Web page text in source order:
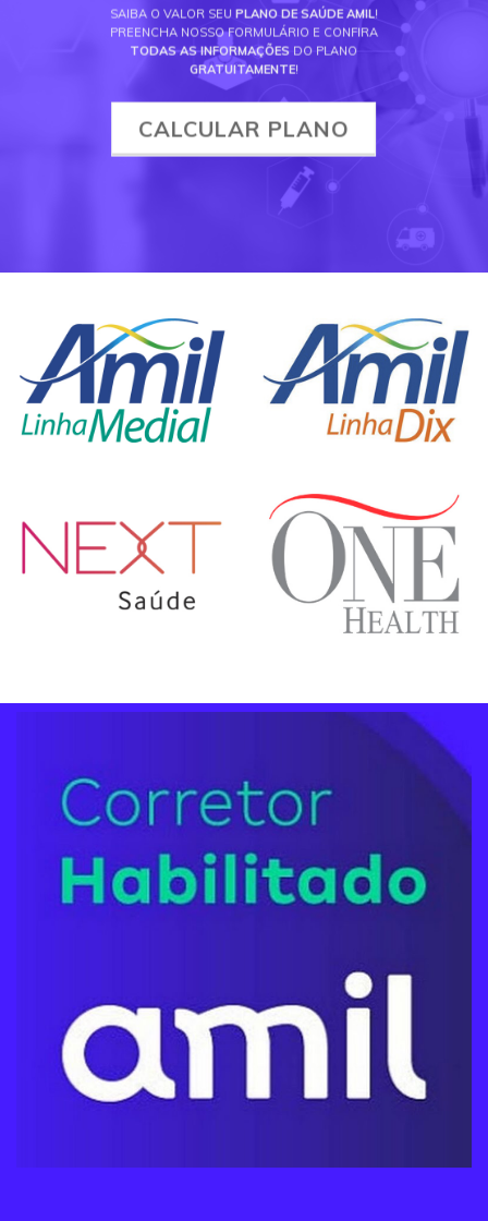
SAIBA O VALOR SEU PLANO DE SAÚDE AMIL!
PREENCHA NOSSO FORMULÁRIO E CONFIRA
TODAS AS INFORMAÇÕES DO PLANO
GRATUITAMENTE!
CALCULAR PLANO